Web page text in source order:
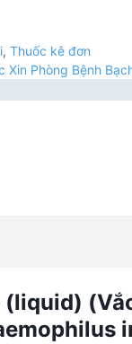
, Thuốc kê đơn
Xin Phòng Bệnh